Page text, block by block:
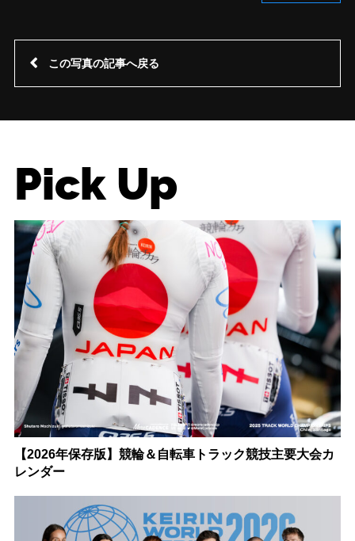
この写真の記事へ戻る
Pick Up
【2026年保存版】競輪＆自転車トラック競技主要大会カ
レンダー